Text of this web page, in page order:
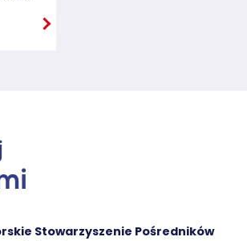
Stowarzyszenie Pośredników